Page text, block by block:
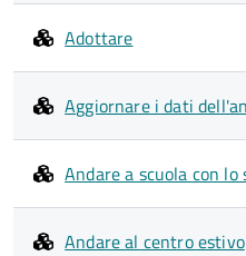
Adottare
Aggiornare i dati
Andare a scuola con lo
Andare al centro estivo